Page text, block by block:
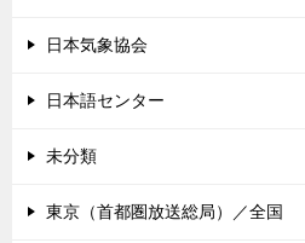
日本気象協会
日本語センター
未分類
東京（首都圏放送総局）／全国